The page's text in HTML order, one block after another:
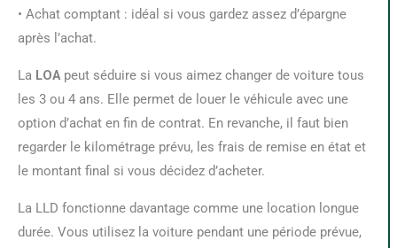
• Achat comptant : idéal si vous gardez assez d’épargne
après l’achat.
La LOApeut séduire si vous aimez changer de voiture tous
les 3 ou 4 ans. Elle permet de louer le véhicule avec une
option d’achat en fin de contrat. En revanche, il faut bien
regarder le kilométrage prévu, les frais de remise en état et
le montant final si vous décidez d’acheter.
La LLD fonctionne davantage comme une location longue
durée. Vous utilisez la voiture pendant une période prévue,